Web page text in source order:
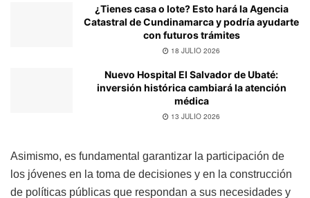
¿Tienes casa o lote? Esto hará la Agencia
Catastral de Cundinamarca y podría ayudarte
con futuros trámites
18 JULIO 2026
Nuevo Hospital El Salvador de Ubaté:
inversión histórica cambiará la atención
médica
13 JULIO 2026
Asimismo, es fundamental garantizar la participación de
los jóvenes en la toma de decisiones y en la construcción
de políticas públicas que respondan a sus necesidades y